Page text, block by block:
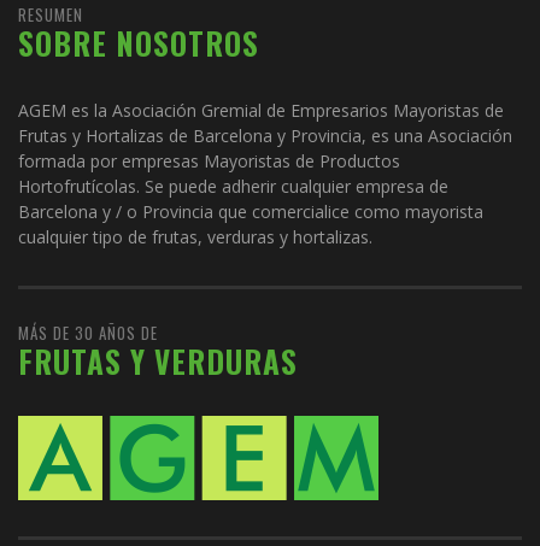
RESUMEN
SOBRE NOSOTROS
AGEM es la Asociación Gremial de Empresarios Mayoristas de
Frutas y Hortalizas de Barcelona y Provincia, es una Asociación
formada por empresas Mayoristas de Productos
Hortofrutícolas. Se puede adherir cualquier empresa de
Barcelona y / o Provincia que comercialice como mayorista
cualquier tipo de frutas, verduras y hortalizas.
MÁS DE 30 AÑOS DE
FRUTAS Y VERDURAS